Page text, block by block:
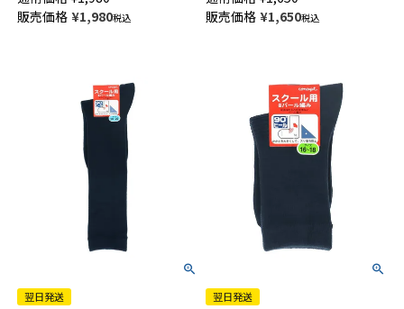
スソックス クルー丈 メンズ
【365日最短翌日発送】
販売価格 ¥1,980税込
メンズ 【365日最短翌日発送】
02302620
販売価格 ¥1,650税込
翌日発送
翌日発送